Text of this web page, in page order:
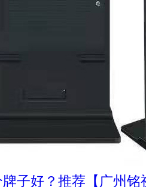
子好？推荐【广州铭